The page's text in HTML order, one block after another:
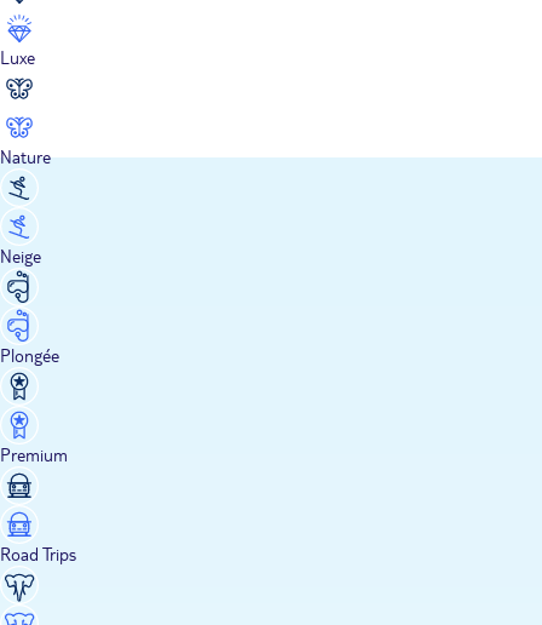
Luxe
Nature
Neige
Plongée
Premium
Road Trips